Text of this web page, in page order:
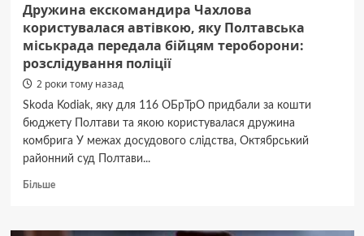
Генштаб
Дружина екскомандира Чахлова
користувалася автівкою, яку Полтавська
міськрада передала бійцям тероборони:
розслідування поліції
2 роки тому назад
Skoda Kodiak, яку для 116 ОБрТрО придбали за кошти
бюджету Полтави та якою користувалася дружина
комбрига У межах досудового слідства, Октябрський
районний суд Полтави...
БільшеДокладніше
екскомандира